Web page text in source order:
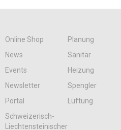
Online Shop
Planung
News
Sanitär
Events
Heizung
Newsletter
Spengler
Portal
Lüftung
Schweizerisch-
Liechtensteinischer